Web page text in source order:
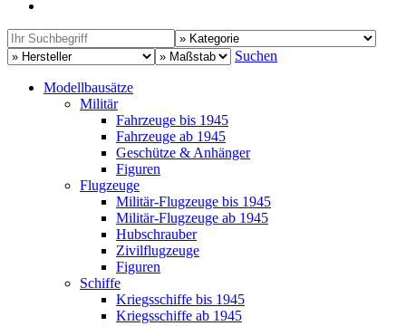
Suchen
Modellbausätze
Militär
Fahrzeuge bis 1945
Fahrzeuge ab 1945
Geschütze & Anhänger
Figuren
Flugzeuge
Militär-Flugzeuge bis 1945
Militär-Flugzeuge ab 1945
Hubschrauber
Zivilflugzeuge
Figuren
Schiffe
Kriegsschiffe bis 1945
Kriegsschiffe ab 1945